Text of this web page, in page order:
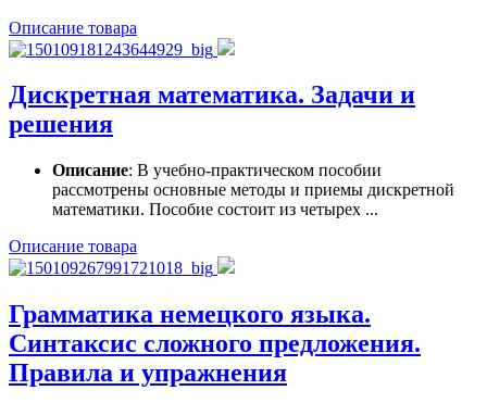
Описание товара
Дискретная математика. Задачи и
решения
Описание: В учебно-практическом пособии
рассмотрены основные методы и приемы дискретной
математики. Пособие состоит из четырех ...
Описание товара
Грамматика немецкого языка.
Синтаксис сложного предложения.
Правила и упражнения